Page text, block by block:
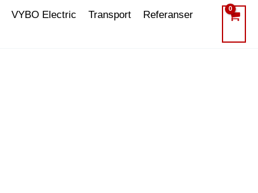
VYBO Electric Transport
Referanser